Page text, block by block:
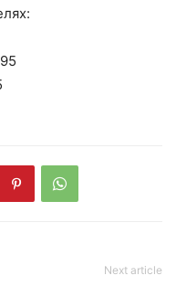
Next article